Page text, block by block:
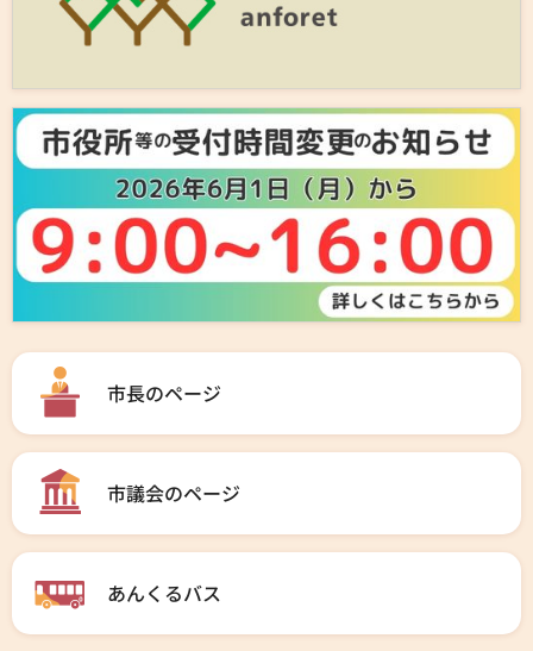
市長のページ
市議会のページ
あんくるバス